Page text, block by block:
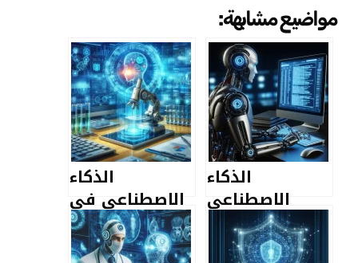
مواضيع مشابهة:
الذكاء
الاصطناعي
يهدد
المبرمجين
الذكاء
الاصطناعي في
المختبرات
الطبية يبشر